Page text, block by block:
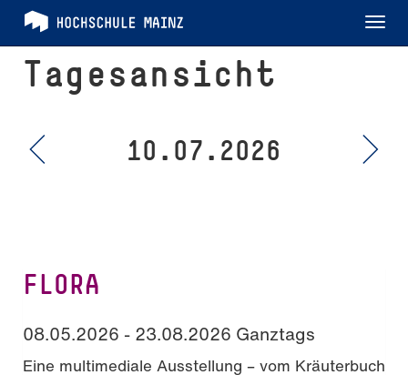
Tagesansicht
10.07.2026
FLORA
08.05.2026 - 23.08.2026 Ganztags
Eine multimediale Ausstellung – vom Kräuterbuch